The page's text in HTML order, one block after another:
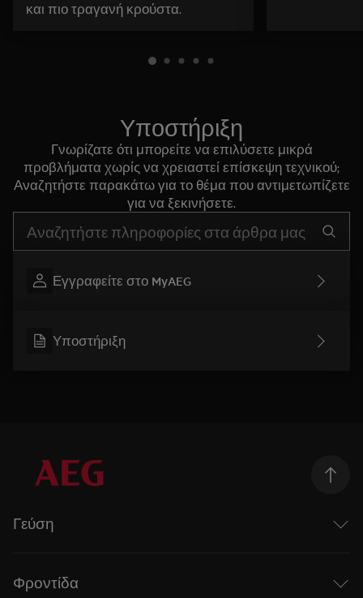
και πιο τραγανή κρούστα.
Υποστήριξη
Γνωρίζατε ότι μπορείτε να επιλύσετε μικρά
προβλήματα χωρίς να χρειαστεί επίσκεψη τεχνικού;
Αναζητήστε παρακάτω για το θέμα που αντιμετωπίζετε
για να ξεκινήσετε.
Εγγραφείτε στο MyAEG
Υποστήριξη
Γεύση
Η σειρά Mastery της AEG
Φροντίδα